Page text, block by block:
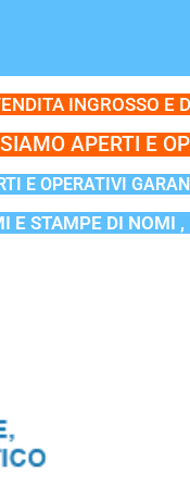
INGROSSO E
SIAMO APERTI E
E OPERATIVI
E STAMPE DI NOMI